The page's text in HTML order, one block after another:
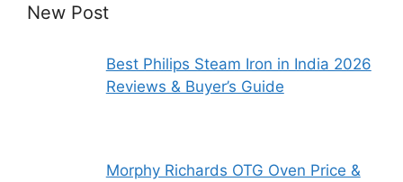
New Post
Best Philips Steam Iron in India 2026
Reviews & Buyer’s Guide
Morphy Richards OTG Oven Price &